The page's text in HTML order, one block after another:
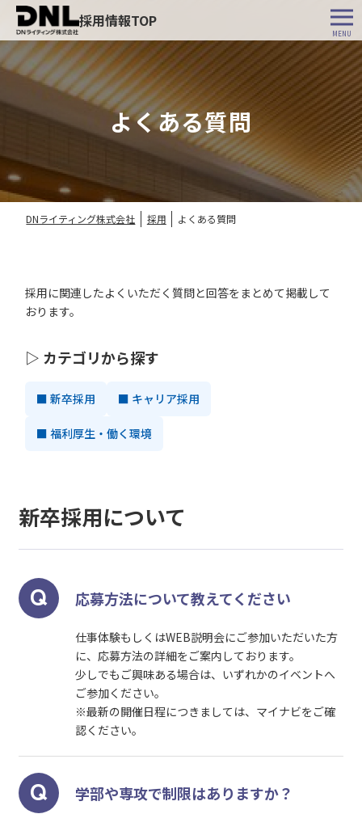
採用情報TOP
DNLについて
DNLの今とこれから
DNLの仕事
事例
90秒でわかるDNライティング
環境・体制
募集要項
新卒募集要項
キャリア募集要項
よくある質問
MENU
よくある質問
DNライティング株式会社 採用 よくある質問
採用に関連したよくいただく質問と回答をまとめて掲載して
おります。
▷ カテゴリから探す
■ 新卒採用 ■ キャリア採用
■ 福利厚生・働く環境
新卒採用について
応募方法について教えてください
仕事体験もしくはWEB説明会にご参加いただいた方
に、応募方法の詳細をご案内しております。
少しでもご興味ある場合は、いずれかのイベントへ
ご参加ください。
※最新の開催日程につきましては、マイナビをご確
認ください。
学部や専攻で制限はありますか？